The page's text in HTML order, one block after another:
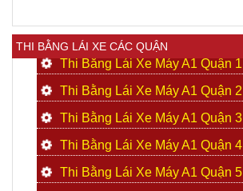
THI BẰNG LÁI XE CÁC QUẬN
Thi Bằng Lái Xe Máy A1 Quận 1
Thi Bằng Lái Xe Máy A1 Quận 2
Thi Bằng Lái Xe Máy A1 Quận 3
Thi Bằng Lái Xe Máy A1 Quận 4
Thi Bằng Lái Xe Máy A1 Quận 5